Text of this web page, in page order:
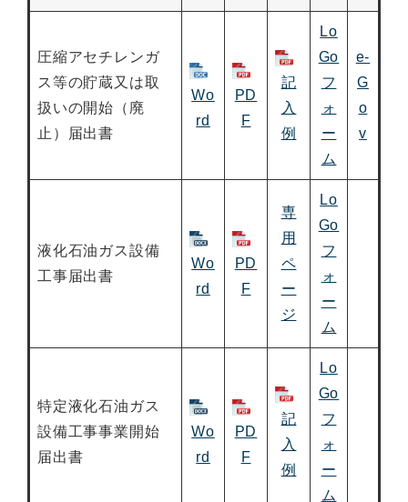
圧縮アセチレンガ
ス等の貯蔵又は取
扱いの開始（廃
止）届出書
Wo
rd
PD
F
記
入
例
Lo
Go
フ
ォ
ー
ム
e-
G
o
v
液化石油ガス設備
工事届出書
Wo
rd
PD
F
専
用
ペ
ー
ジ
Lo
Go
フ
ォ
ー
ム
特定液化石油ガス
設備工事事業開始
届出書
Wo
rd
PD
F
記
入
例
Lo
Go
フ
ォ
ー
ム